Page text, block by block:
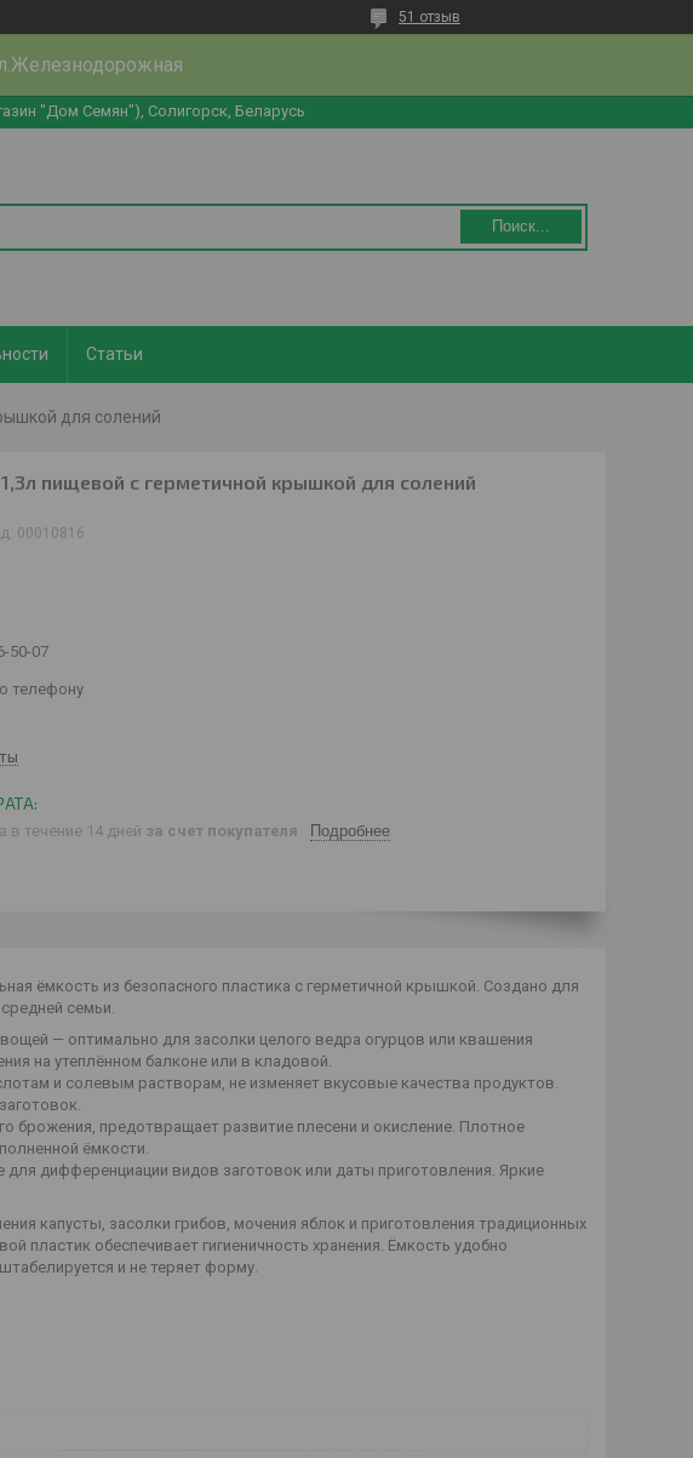
51 отзыв
"Дом Семян"), Солигорск, Беларусь
Поиск...
Статьи
для солений
пищевой с герметичной крышкой для солений
00010816
50-07
телефону
в течение 14 дней за счет покупателя Подробнее
ёмкость из безопасного пластика с герметичной крышкой. Создано для
семьи.
— оптимально для засолки целого ведра огурцов или квашения
на утеплённом балконе или в кладовой.
и солевым растворам, не изменяет вкусовые качества продуктов.
брожения, предотвращает развитие плесени и окисление. Плотное
ёмкости.
для дифференциации видов заготовок или даты приготовления. Яркие
капусты, засолки грибов, мочения яблок и приготовления традиционных
пластик обеспечивает гигиеничность хранения. Ёмкость удобно
и не теряет форму.